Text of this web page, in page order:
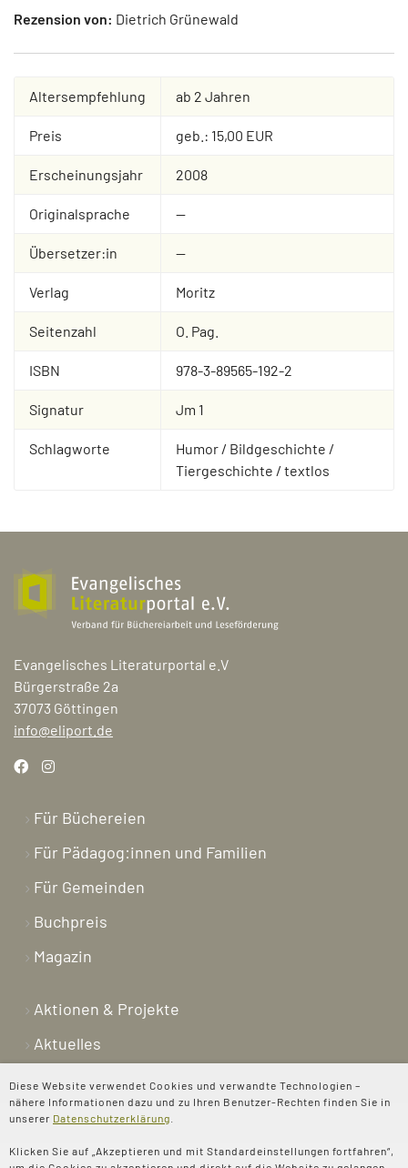
Diese Website verwendet Cookies und verwandte Technologien –
nähere Informationen dazu und zu Ihren Benutzer-Rechten finden Sie in
unserer Datenschutzerklärung
Klicken Sie auf „Akzeptieren und mit Standardeinstellungen fortfahren“,
Rezension von: Dietrich Grünewald
Altersempfehlung ab 2 Jahren
Preis geb.: 15,00 EUR
Erscheinungsjahr 2008
Originalsprache --
Übersetzer:in --
Verlag Moritz
Seitenzahl O. Pag.
ISBN 978-3-89565-192-2
Signatur Jm 1
Schlagworte
Humor / Bildgeschichte /
Tiergeschichte / textlos
Evangelisches Literaturportal e.V
Bürgerstraße 2a
37073 Göttingen
info@eliport.de
Für Büchereien
Für Pädagog:innen und Familien
Für Gemeinden
Buchpreis
Magazin
Aktionen & Projekte
Aktuelles
Newsletter
Shop
Kontakt